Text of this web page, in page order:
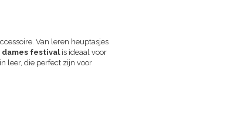
Van leren heuptasjes
dames festivalis ideaal voor
leer, die perfect zijn voor